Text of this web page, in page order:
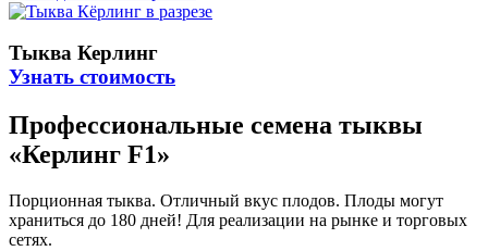
Тыква Керлинг
Узнать стоимость
Профессиональные семена тыквы
«Керлинг F1»
Порционная тыква. Отличный вкус плодов. Плоды могут
храниться до 180 дней! Для реализации на рынке и торговых
сетях.